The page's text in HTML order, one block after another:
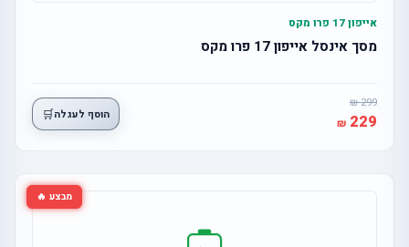
אייפון 17 פרו מקס
מסך אינסל אייפון 17 פרו מקס
299
229 הוסף לעגלה🛒
מבצע 🔥